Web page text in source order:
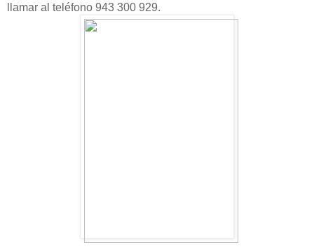
llamar al teléfono 943 300 929.